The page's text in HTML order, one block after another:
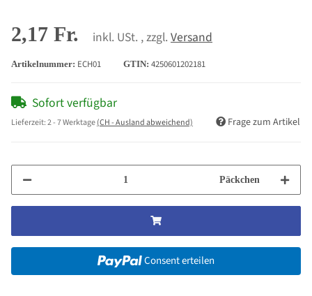
2,17 Fr. inkl. USt. , zzgl. Versand
Artikelnummer: ECH01 GTIN: 4250601202181
Sofort verfügbar
Lieferzeit:2 - 7 Werktage(CH - Ausland abweichend) Frage zum Artikel
Päckchen
Consent erteilen